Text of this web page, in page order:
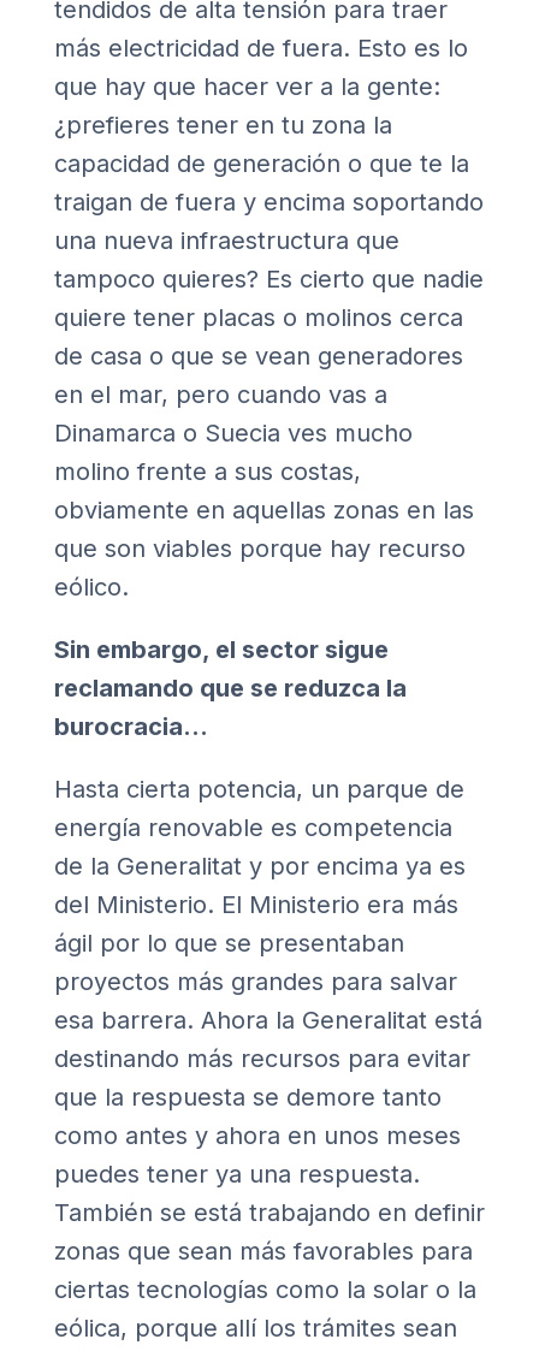
tendidos de alta tensión para traer
más electricidad de fuera. Esto es lo
que hay que hacer ver a la gente:
¿prefieres tener en tu zona la
capacidad de generación o que te la
traigan de fuera y encima soportando
una nueva infraestructura que
tampoco quieres? Es cierto que nadie
quiere tener placas o molinos cerca
de casa o que se vean generadores
en el mar, pero cuando vas a
Dinamarca o Suecia ves mucho
molino frente a sus costas,
obviamente en aquellas zonas en las
que son viables porque hay recurso
eólico.
Sin embargo, el sector sigue
reclamando que se reduzca la
burocracia…
Hasta cierta potencia, un parque de
energía renovable es competencia
de la Generalitat y por encima ya es
del Ministerio. El Ministerio era más
ágil por lo que se presentaban
proyectos más grandes para salvar
esa barrera. Ahora la Generalitat está
destinando más recursos para evitar
que la respuesta se demore tanto
como antes y ahora en unos meses
puedes tener ya una respuesta.
También se está trabajando en definir
zonas que sean más favorables para
ciertas tecnologías como la solar o la
eólica, porque allí los trámites sean